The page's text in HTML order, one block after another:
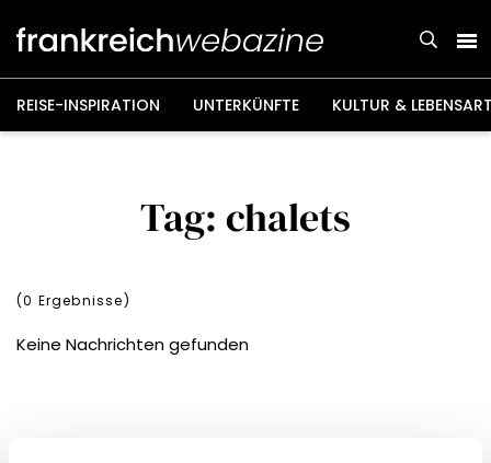
Inhalt
REISE-INSPIRATION UNTERKÜNFTE KULTUR &
Tag: chalets
(0 Ergebnisse)
Keine Nachrichten gefunden